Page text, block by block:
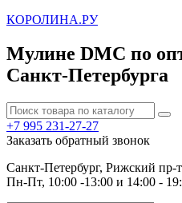
КОРОЛИНА.РУ
Мулине DMC по
Санкт-Петербурга
+7 995 231-27-27
Заказать обратный звонок
Санкт-Петербург, Рижский пр-
Пн-Пт, 10:00 -13:00 и 14:00 -